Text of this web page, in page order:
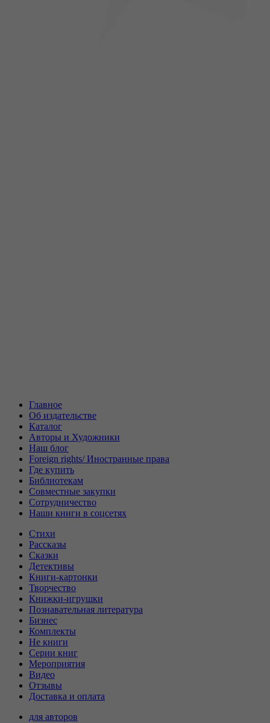
Главное
Об издательстве
Каталог
Авторы и Художники
Наш блог
Foreign rights/ Иностранные права
Где купить
Библиотекам
Совместные закупки
Сотрудничество
Наши книги в соцсетях
Стихи
Рассказы
Сказки
Детективы
Книги-картонки
Творчество
Книжки-игрушки
Познавательная литература
Бизнес
Комплекты
Не книги
Серии книг
Мероприятия
Видео
Отзывы
Доставка и оплата
для авторов